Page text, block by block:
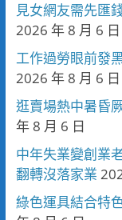
見女網友需先匯
2026 年 8 月 6 日
工作過勞眼前發
2026 年 8 月 6 日
逛賣場熱中暑昏
年 8 月 6 日
中年失業變創業
翻轉沒落家業
綠色運具結合特